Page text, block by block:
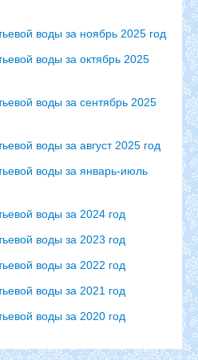
воды за ноябрь 2025 год
воды за октябрь 2025
воды за сентябрь 2025
воды за август 2025 год
воды за январь-июль
воды за 2024 год
воды за 2023 год
воды за 2022 год
воды за 2021 год
воды за 2020 год